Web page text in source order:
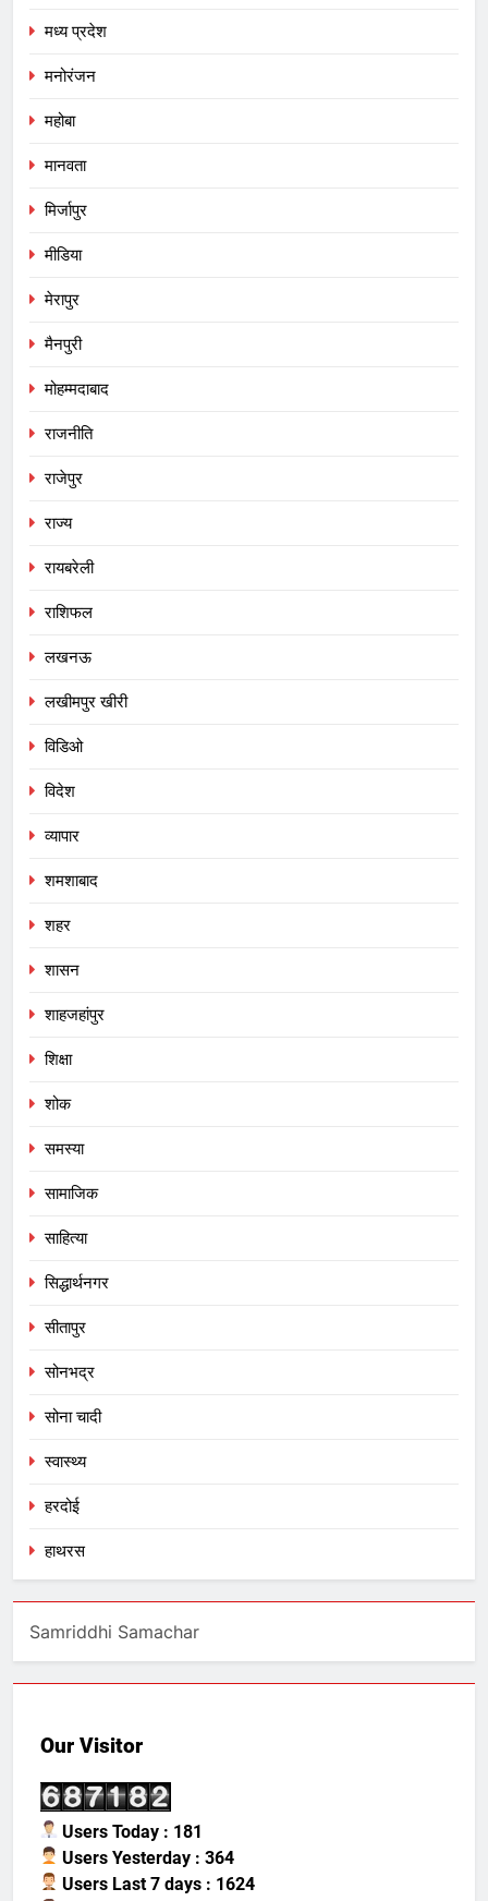
मध्य प्रदेश
मनोरंजन
महोबा
मानवता
मिर्जापुर
मीडिया
मेरापुर
मैनपुरी
मोहम्मदाबाद
राजनीति
राजेपुर
राज्य
रायबरेली
राशिफल
लखनऊ
लखीमपुर खीरी
विडिओ
विदेश
व्यापार
शमशाबाद
शहर
शासन
शाहजहांपुर
शिक्षा
शोक
समस्या
सामाजिक
साहित्या
सिद्धार्थनगर
सीतापुर
सोनभद्र
सोना चादी
स्वास्थ्य
हरदोई
हाथरस
Samriddhi Samachar
Our Visitor
Users Today : 181
Users Yesterday : 364
Users Last 7 days : 1624